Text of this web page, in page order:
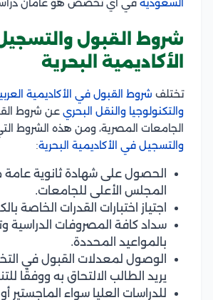
السعودية في أي تخصص هو عامان
شروط القبول
الأكاديمية البحرية
تختلف شروط القبول في الأكاديمية
والتكنولوجيا والنقل البحري عن شروط
الجامعات المصرية، ومن هذه الشروط
والتسجيل في الأكاديمية البحرية:
الحصول على شهادة ثانوية
المجلس الأعلى للجامعات.
اجتياز اختبارات القدرات الخاصة
سداد كافة المصروفات الدراسية
بالمواعيد المحددة.
الوصول لمعدلات القبول في
يريد الطالب الالتحاق به ووفقًا
للدراسات العليا سواء الماجستير أو